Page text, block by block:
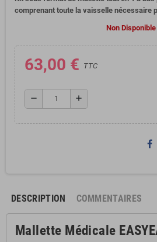
comprenant toute la vaisselle nécessaire
Non Disponible
63,00 € TTC
remove add
DESCRIPTION COMMENTAIRES
Mallette Médicale